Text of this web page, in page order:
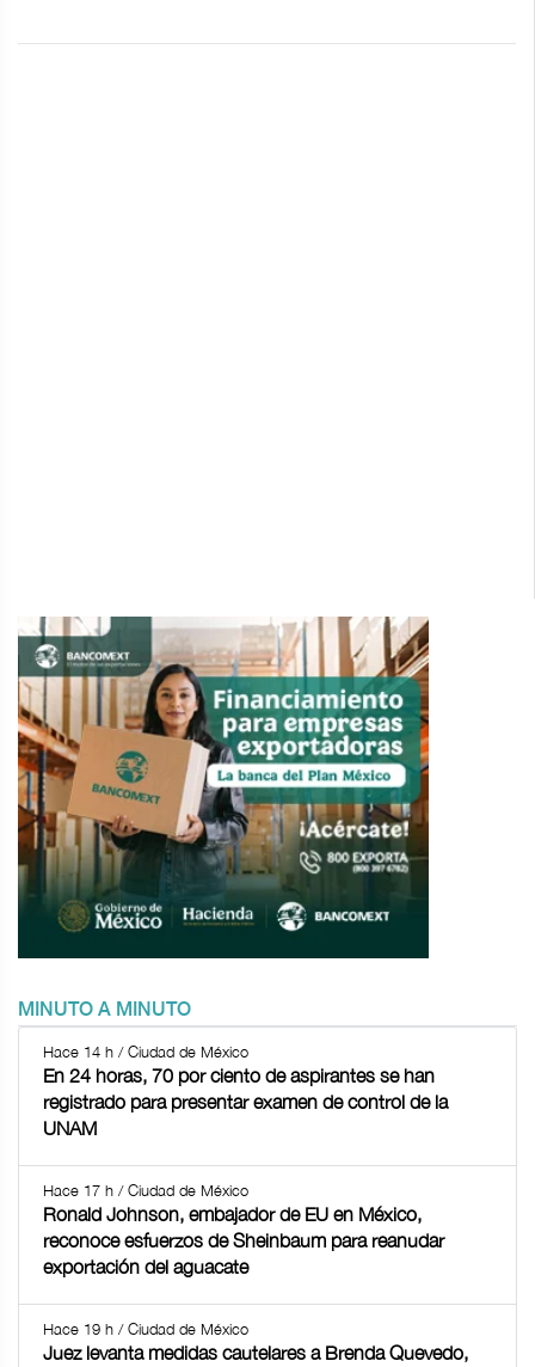
MINUTO A MINUTO
Hace 14 h / Ciudad de México
En 24 horas, 70 por ciento de aspirantes se han
registrado para presentar examen de control de la
UNAM
Hace 17 h / Ciudad de México
Ronald Johnson, embajador de EU en México,
reconoce esfuerzos de Sheinbaum para reanudar
exportación del aguacate
Hace 19 h / Ciudad de México
Juez levanta medidas cautelares a Brenda Quevedo,